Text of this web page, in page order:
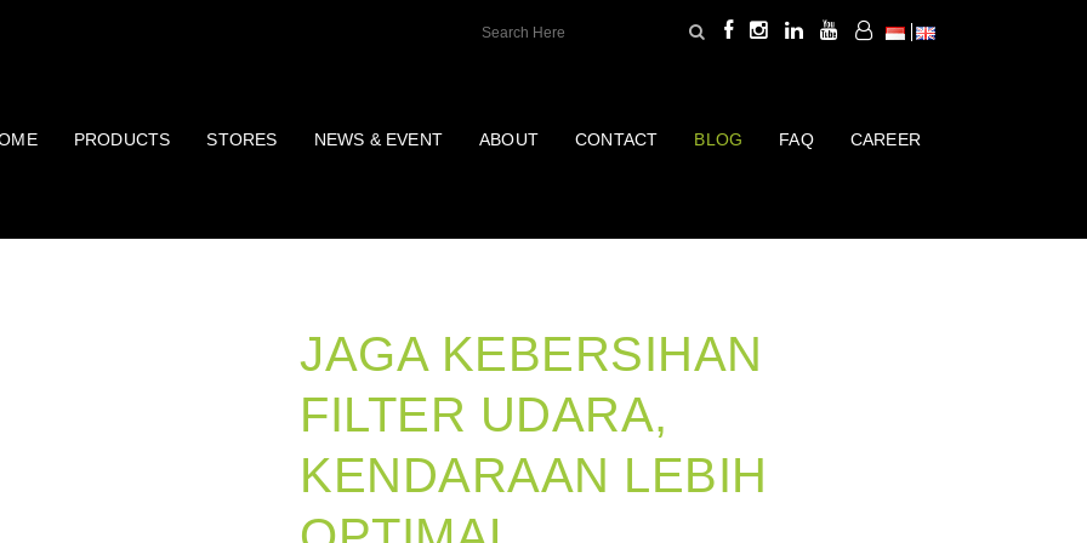
PRODUCTS STORES NEWS & EVENT ABOUT CONTACT BLOG FAQ CAREER
JAGA KEBERSIHAN
FILTER UDARA,
KENDARAAN LEBIH